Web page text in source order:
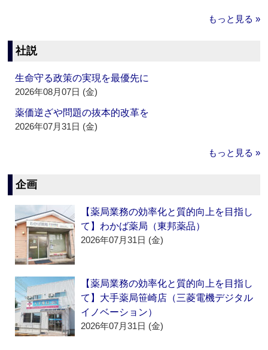
もっと見る »
社説
生命守る政策の実現を最優先に
2026年08月07日 (金)
薬価逆ざや問題の抜本的改革を
2026年07月31日 (金)
もっと見る »
企画
【薬局業務の効率化と質的向上を目指し
て】わかば薬局（東邦薬品）
2026年07月31日 (金)
【薬局業務の効率化と質的向上を目指し
て】大手薬局笹崎店（三菱電機デジタル
イノベーション）
2026年07月31日 (金)